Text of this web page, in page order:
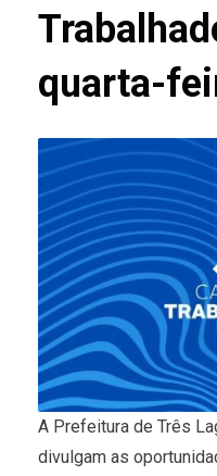
quarta-
A Prefeitura de Três
divulgam as